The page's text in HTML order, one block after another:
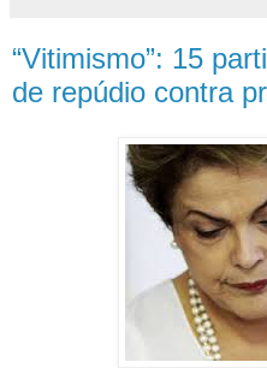
“Vitimismo”: 15
de repúdio contra